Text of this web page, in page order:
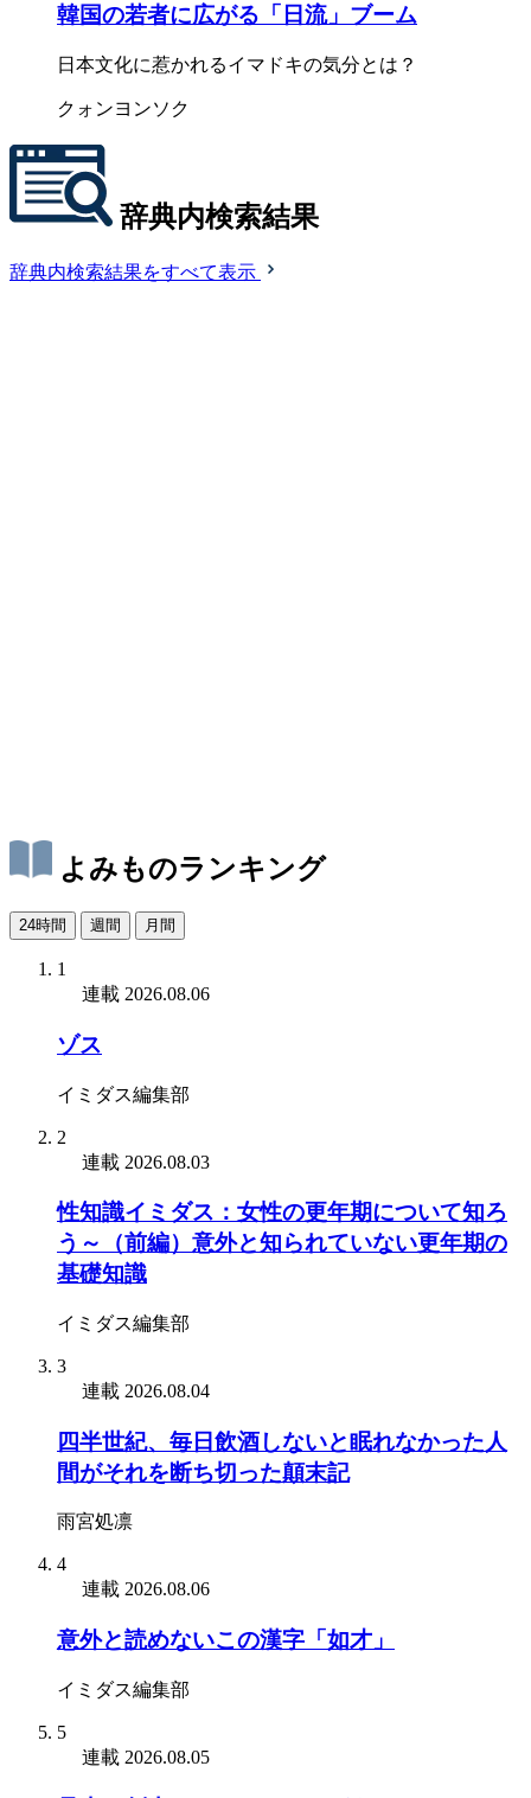
韓国の若者に広がる「日流」ブーム
日本文化に惹かれるイマドキの気分とは？
クォンヨンソク
辞典内検索結果
辞典内検索結果をすべて表示
よみものランキング
24時間 週間 月間
1
連載 2026.08.06
ゾス
イミダス編集部
2
連載 2026.08.03
性知識イミダス：女性の更年期について知ろ
う～（前編）意外と知られていない更年期の
基礎知識
イミダス編集部
3
連載 2026.08.04
四半世紀、毎日飲酒しないと眠れなかった人
間がそれを断ち切った顛末記
雨宮処凛
4
連載 2026.08.06
意外と読めないこの漢字「如才」
イミダス編集部
5
連載 2026.08.05